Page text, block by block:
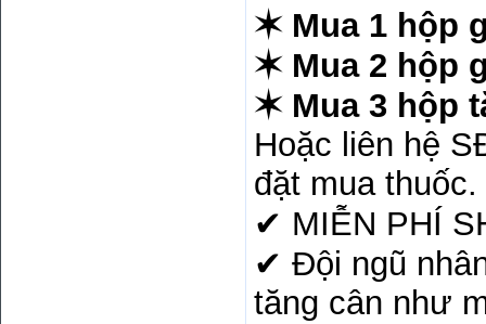
✶ Mua 1 hộp
✶ Mua 2 hộp
✶ Mua 3 hộp
Hoặc liên hệ
đặt mua thuốc.
✔ MIỄN PHÍ
✔ Đội ngũ
tăng cân như